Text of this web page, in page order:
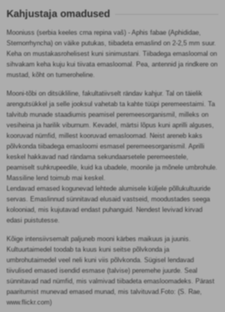
Kahjustaja omadused
Mooniuss (serbia keeles crna repina vaš) - Aphis fabae (Aphididae,
Sternorrhyncha) on väike putukas, tiibadeta emaslind on 2-2,5 mm suur.
Keha on mustakasrohelisest kuni sinimustani. Tiibadega emasloomal on
sihvakam keha kuju kui tiivata emasloomal. Pea, antennid ja rindkere on
mustad, kõht on tumeroheline.
Mooni-tõbi on ditsükliline, fakultatiivselt rändav kahjur. Tal on täielik
arengutsükkel ja selle jooksul vahetab ta kahte tüüpi peremeestaimi. Ta
talvitub munade staadiumis peamisel peremeesorganismil, milleks on
vesiheina ja harilik viburnum. Kevadel, märtsi lõpus kuni aprilli alguses,
kooruvad nümfid, millest kooruvad emasloomad. Neist areneb kaks
põlvkonda tiibadega emasloomi esmasel peremeesorganismil. Aprilli
keskel hakkavad nad rändama sekundaarsetele peremeestele,
peamiselt suhkrupeedile, kuid ka ubadele, moonile ja mõnele umbrohule.
Massiline lend toimub mai keskel.
Lendavad emased kogunevad lehtede alumisele küljele põllukultuuride
servas. Emaslinnud sünnitavad elusaid vastseid, moodustades seega
kolooniad, mis kujutavad endast puhanguid. Nendest levivad kirvad
edasi puistutesse.
Kõige intensiivsemalt paljuneb mooni kärbes maikuus ja juunis.
Kultuurtaimedel toodab ta kuus kuni seitse põlvkonda ja
umbrohutaimedel veel neli kuni viis põlvkonda. Sügisel lendavad
tiivulised emased isendid esmase (talvise) peremehe juurde. Seal
sünnitavad nad nümfid, mis valmivad tiibadeta emasloomadeks. Pärast
paaritumist munevad emased munad, mis talvituvad. Foto: (S. Rae,
www.flickr.com)